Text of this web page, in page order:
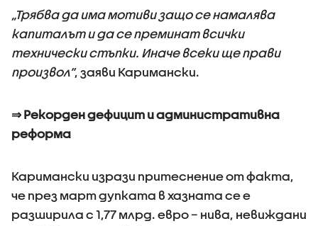
„Трябва да има мотиви защо се намалява
капиталът и да се преминат всички
технически стъпки. Иначе всеки ще прави
произвол”, заяви Каримански.
⇒ Рекорден дефицит и административна
реформа
Каримански изрази притеснение от факта,
че през март дупката в хазната се е
разширила с 1,77 млрд. евро – нива, невиждани